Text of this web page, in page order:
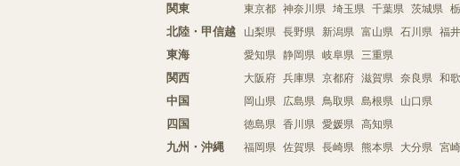
関東 東京都 神奈川県 埼玉県 千葉県 茨城県
北陸・甲信越 山梨県 長野県 新潟県 富山県 石川県 福
東海 愛知県 静岡県 岐阜県 三重県
関西 大阪府 兵庫県 京都府 滋賀県 奈良県 和
中国 岡山県 広島県 鳥取県 島根県 山口県
四国 徳島県 香川県 愛媛県 高知県
九州・沖縄 福岡県 佐賀県 長崎県 熊本県 大分県 宮